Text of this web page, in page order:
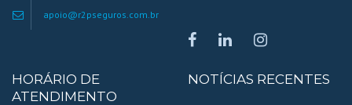
apoio@r2pseguros.com.br
HORÁRIO DE
ATENDIMENTO
NOTÍCIAS RECENTES